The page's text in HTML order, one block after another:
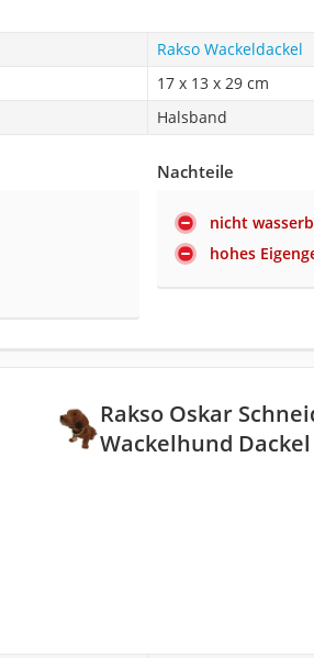
Rakso Wackeldackel
17 x 13 x 29 cm
Halsband
Nachteile
nicht
hohes
Rakso Oskar
Wackelhund